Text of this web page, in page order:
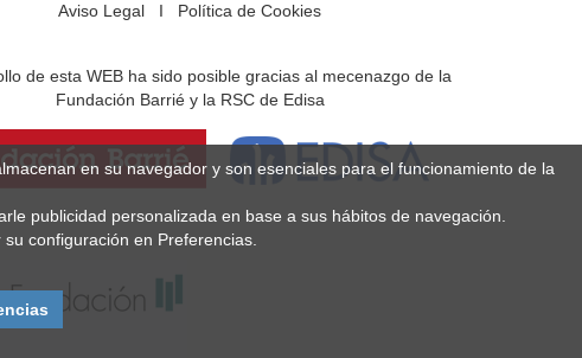
Aviso Legal I Política de Cookies
de esta WEB ha sido posible gracias al mecenazgo de la
Fundación Barrié y la RSC de Edisa
en su navegador y son esenciales para el funcionamiento de la
publicidad personalizada en base a sus hábitos de navegación.
configuración en Preferencias.